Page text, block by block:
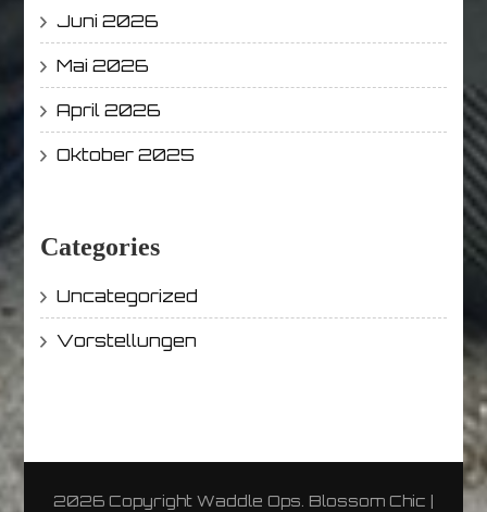
Juni 2026
Mai 2026
April 2026
Oktober 2025
Categories
Uncategorized
Vorstellungen
2026 Copyright Waddle Ops Blossom Chic |